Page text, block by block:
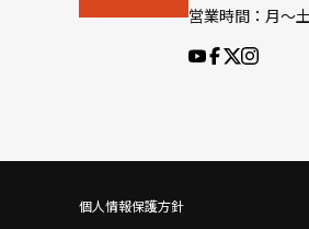
営業時間：月〜
個人情報保護方針